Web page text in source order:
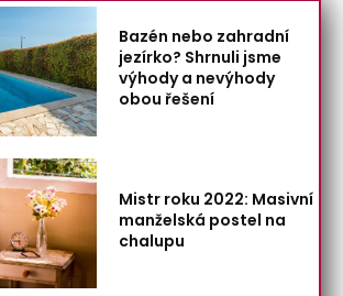
Bazén nebo zahradní
jezírko? Shrnuli jsme
výhody a nevýhody
obou řešení
Mistr roku 2022: Masivní
manželská postel na
chalupu